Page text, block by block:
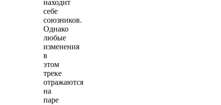
находит
себе
союзников.
Однако
любые
изменения
в
этом
треке
отражаются
на
паре